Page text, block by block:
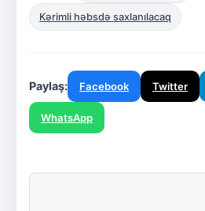
Kərimli həbsdə saxlanılacaq
Paylaş: Facebook Twitter
WhatsApp